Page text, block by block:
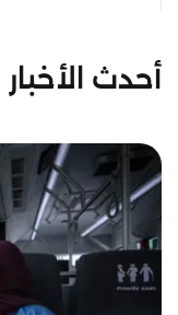
أحدث الأخبار